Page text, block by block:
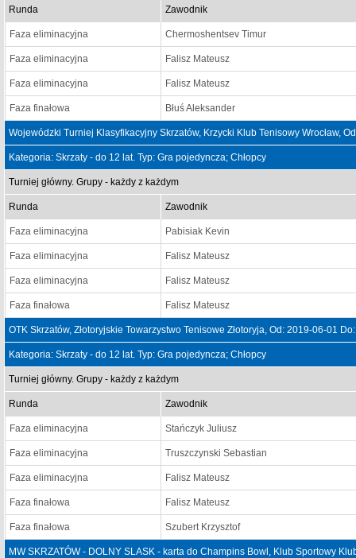
Runda Zawodnik
Faza eliminacyjna Chermoshentsev Timur
Faza eliminacyjna Falisz Mateusz
Faza eliminacyjna Falisz Mateusz
Faza finałowa Błuś Aleksander
Wojewódzki Turniej Klasyfikacyjny Skrzatów, Krzycki Klub Tenisowy Wrocław,
Kategoria: Skrzaty - do 12 lat. Typ: Gra pojedyncza; Chłopcy
Turniej główny. Grupy - każdy z każdym
Runda Zawodnik
Faza eliminacyjna Pabisiak Kevin
Faza eliminacyjna Falisz Mateusz
Faza eliminacyjna Falisz Mateusz
Faza finałowa Falisz Mateusz
OTK Skrzatów, Złotoryjskie Towarzystwo Tenisowe Złotoryja, Od: 2019-06-01
Kategoria: Skrzaty - do 12 lat. Typ: Gra pojedyncza; Chłopcy
Turniej główny. Grupy - każdy z każdym
Runda Zawodnik
Faza eliminacyjna Stańczyk Juliusz
Faza eliminacyjna Truszczynski Sebastian
Faza eliminacyjna Falisz Mateusz
Faza finałowa Falisz Mateusz
Faza finałowa Szubert Krzysztof
MW SKRZATÓW - DOLNY SLASK - karta do Champins Bowl, Klub Sportowy